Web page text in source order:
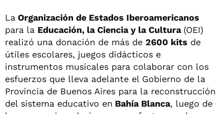
La Organización de Estados Iberoamericanos
para la Educación, la Ciencia y la Cultura (OEI)
realizó una donación de más de 2600 kits de
útiles escolares, juegos didácticos e
instrumentos musicales para colaborar con los
esfuerzos que lleva adelante el Gobierno de la
Provincia de Buenos Aires para la reconstrucción
del sistema educativo en Bahía Blanca, luego de